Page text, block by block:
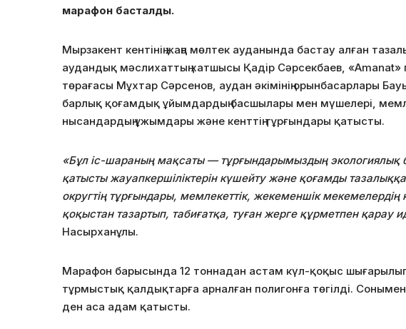
марафон басталды.
Мырзакент кентінің жаңа мөлтек ауданында бастау алған
аудандық мәслихаттың хатшысы Қадір Сәрсекбаев, «Amanat»
төрағасы Мұхтар Сәрсенов, аудан әкімінің орынбасарлары
барлық қоғамдық ұйымдардың басшылары мен мүшелері,
нысандардың ұжымдары және кенттің тұрғындары қатысты.
«Бұл іс-шараның мақсаты — тұрғындарымыздың экологиялық
қатысты жауапкершіліктерін күшейту және қоғамды
округтің тұрғындары, мемлекеттік, жекеменшік мекемелердің
қоқыстан тазартып, табиғатқа, туған жерге құрметпен қарау
Насырханұлы.
Марафон барысында 12 тоннадан астам күл-қоқыс
тұрмыстық қалдықтарға арналған полигонға төгілді.
ден аса адам қатысты.